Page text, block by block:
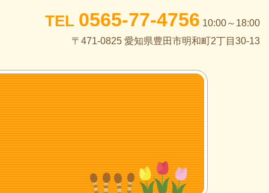
TEL 0565-77-4756 10:00～18:00
〒471-0825 愛知県豊田市明和町2丁目30-13